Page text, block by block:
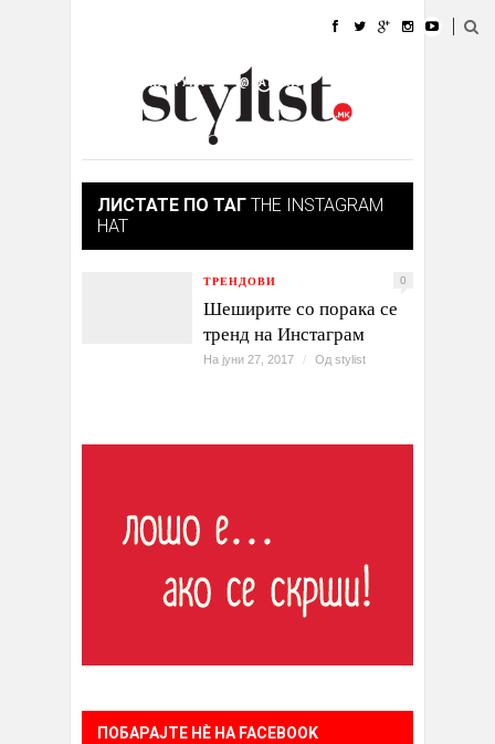
УБАВИНА
КУЛТУРА @РАБОТА
ИЗЛОГ
ЛИСТАТЕ ПО ТАГ THE INSTAGRAM
HAT
ТРЕНДОВИ 0
Шеширите со порака се
тренд на Инстаграм
На јуни 27, 2017 / Од stylist
ПОБАРАЈТЕ НÈ НА FACEBOOK